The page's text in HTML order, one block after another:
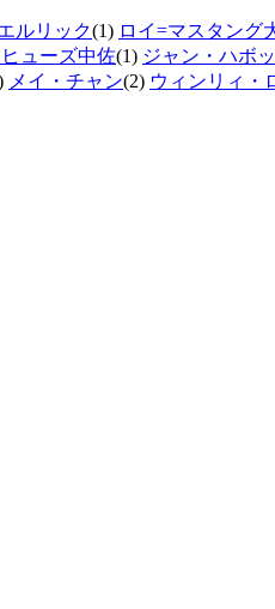
ルリック(1) ロイ=マスタング
ューズ中佐(1) ジャン・ハボ
メイ・チャン(2) ウィンリィ・